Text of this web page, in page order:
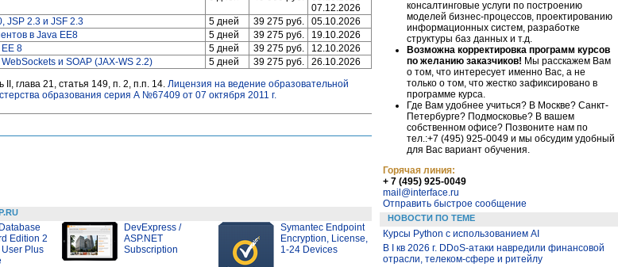
07.12.2026
JSP 2.3 и JSF 2.3
5 дней 39 275 руб.
05.10.2026
в Java EE8
5 дней 39 275 руб.
19.10.2026
8
5 дней 39 275 руб.
12.10.2026
и SOAP (JAX-WS 2.2)
5 дней 39 275 руб.
26.10.2026
глава 21, статья 149, п. 2, п.п. 14. Лицензия на ведение образовательной
образования серия А №67409 от 07 октября 2011 г.
Edition 2
Plus
DevExpress /
ASP.NET
Subscription
Symantec Endpoint
Encryption, License,
1-24 Devices
консалтинговые услуги по построению
моделей бизнес-процессов, проектированию
информационных систем, разработке
структуры баз данных и т.д.
Возможна корректировка программ курсов
по желанию заказчиков! Мы расскажем Вам
о том, что интересует именно Вас, а не
только о том, что жестко зафиксировано в
программе курса.
Где Вам удобнее учиться? В Москве? Санкт-
Петербурге? Подмосковье? В вашем
собственном офисе? Позвоните нам по
тел.:+7 (495) 925-0049 и мы обсудим удобный
для Вас вариант обучения.
Горячая линия:
+ 7 (495) 925-0049
mail@interface.ru
Отправить быстрое сообщение
НОВОСТИ ПО ТЕМЕ
Курсы Python c использованием AI
В I кв 2026 г. DDoS-атаки навредили финансовой
отрасли, телеком-сфере и ритейлу